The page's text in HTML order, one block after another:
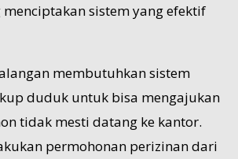
sistem yang efektif
membutuhkan sistem
duduk untuk bisa mengajukan
tidak mesti datang ke kantor.
permohonan perizinan dari